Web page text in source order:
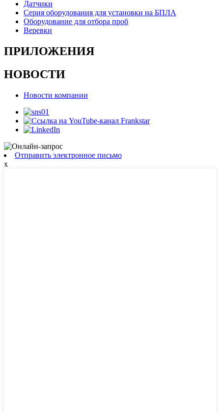
Датчики
Серия оборудования для установки на БПЛА
Оборудование для отбора проб
Веревки
ПРИЛОЖЕНИЯ
НОВОСТИ
Новости компании
Отправить электронное письмо
x